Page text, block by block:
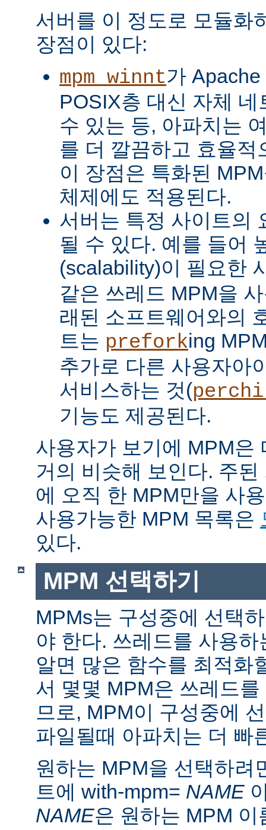
서버를 이 정도로 모듈화
장점이 있다:
mpm_winnt가
POSIX층 대신 자체
수 있는 등, 아파치는
를 더 깔끔하고 효율적
이 장점은 특화된
체제에도 적용된다.
서버는 특정 사이트의
될 수 있다. 예를 들어
(scalability)이 필요한
같은 쓰레드 MPM을
래된 소프트웨어와의
트는 preforking
추가로 다른 사용자아
서비스하는 것(
기능도 제공된다.
사용자가 보기에 MPM은
거의 비슷해 보인다. 주
에 오직 한 MPM만을 사
사용가능한 MPM 목록은
있다.
MPM 선택하기
MPMs는 구성중에 선택
야 한다. 쓰레드를 사용
알면 많은 함수를 최적화
서 몇몇 MPM은 쓰레드
므로, MPM이 구성중에
파일될때 아파치는 더 빠
원하는 MPM을 선택하려
트에 with-mpm= NAME
NAME은 원하는 MPM 이